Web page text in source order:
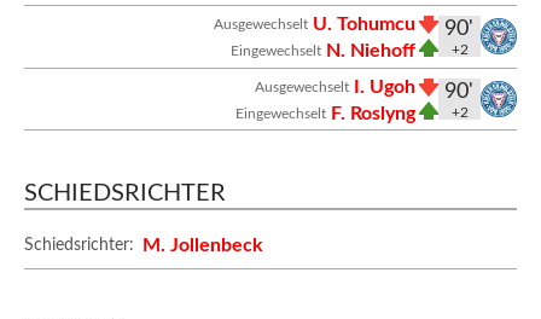
90'
+2
Ausgewechselt U. Tohumcu
Eingewechselt N. Niehoff
90'
+2
Ausgewechselt I. Ugoh
Eingewechselt F. Roslyng
SCHIEDSRICHTER
Schiedsrichter: M. Jollenbeck